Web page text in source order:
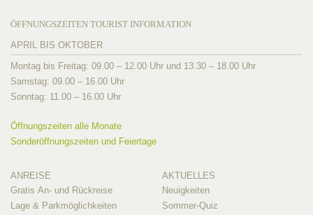
ÖFFNUNGSZEITEN TOURIST INFORMATION
APRIL BIS OKTOBER
Montag bis Freitag: 09.00 – 12.00 Uhr und 13.30 – 18.00 Uhr
Samstag: 09.00 – 16.00 Uhr
Sonntag: 11.00 – 16.00 Uhr
Öffnungszeiten alle Monate
Sonderöffnungszeiten und Feiertage
ANREISE
Gratis An- und Rückreise
Lage & Parkmöglichkeiten
AKTUELLES
Neuigkeiten
Sommer-Quiz